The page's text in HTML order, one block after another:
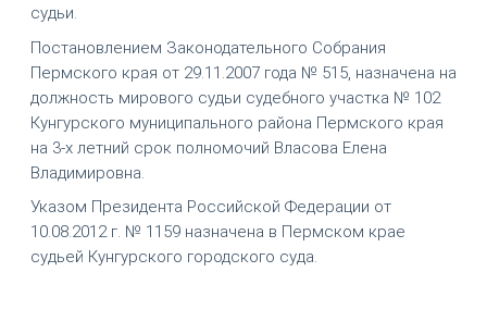
судьи.
Постановлением Законодательного Собрания
Пермского края от 29.11.2007 года № 515, назначена на
должность мирового судьи судебного участка № 102
Кунгурского муниципального района Пермского края
на 3-х летний срок полномочий Власова Елена
Владимировна.
Указом Президента Российской Федерации от
10.08.2012 г. № 1159 назначена в Пермском крае
судьей Кунгурского городского суда.